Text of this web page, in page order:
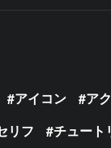
アイコン
ア
リフ チュート